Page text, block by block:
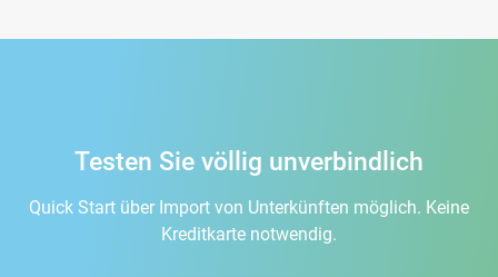
Testen Sie völlig unverbindlich
Quick Start über Import von Unterkünften möglich. Keine
Kreditkarte notwendig.